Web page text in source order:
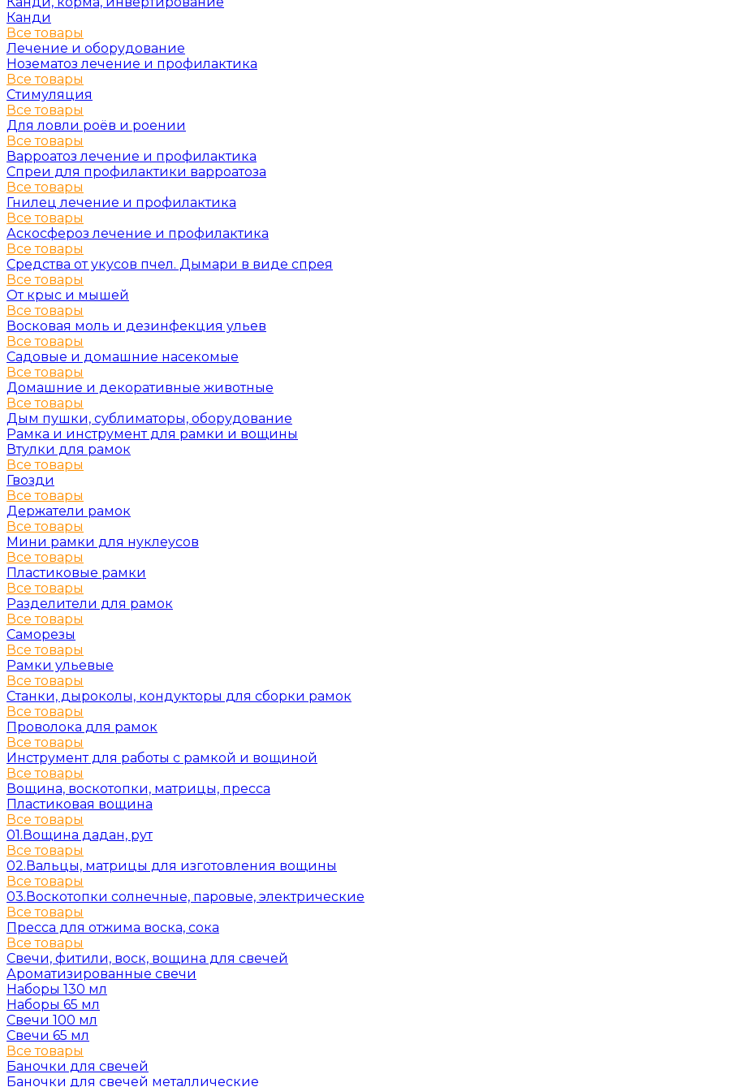
Канди
Все товары
Лечение и оборудование
Нозематоз лечение и профилактика
Все товары
Стимуляция
Все товары
Для ловли роёв и роении
Все товары
Варроатоз лечение и профилактика
Спреи для профилактики варроатоза
Все товары
Гнилец лечение и профилактика
Все товары
Аскосфероз лечение и профилактика
Все товары
Средства от укусов пчел. Дымари в виде спрея
Все товары
От крыс и мышей
Все товары
Восковая моль и дезинфекция ульев
Все товары
Садовые и домашние насекомые
Все товары
Домашние и декоративные животные
Все товары
Дым пушки, сублиматоры, оборудование
Рамка и инструмент для рамки и вощины
Втулки для рамок
Все товары
Гвозди
Все товары
Держатели рамок
Все товары
Мини рамки для нуклеусов
Все товары
Пластиковые рамки
Все товары
Разделители для рамок
Все товары
Саморезы
Все товары
Рамки ульевые
Все товары
Станки, дыроколы, кондукторы для сборки рамок
Все товары
Проволока для рамок
Все товары
Инструмент для работы с рамкой и вощиной
Все товары
Вощина, воскотопки, матрицы, пресса
Пластиковая вощина
Все товары
01.Вощина дадан, рут
Все товары
02.Вальцы, матрицы для изготовления вощины
Все товары
03.Воскотопки солнечные, паровые, электрические
Все товары
Пресса для отжима воска, сока
Все товары
Свечи, фитили, воск, вощина для свечей
Ароматизированные свечи
Наборы 130 мл
Наборы 65 мл
Свечи 100 мл
Свечи 65 мл
Все товары
Баночки для свечей
Баночки для свечей металлические